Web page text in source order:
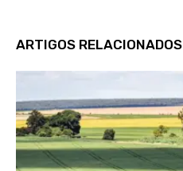
ARTIGOS RELACIONADOS